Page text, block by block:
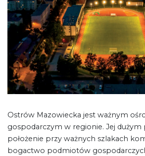
Ostrów Mazowiecka jest ważnym
gospodarczym w regionie. Jej dużym
położenie przy ważnych szlakach
bogactwo podmiotów